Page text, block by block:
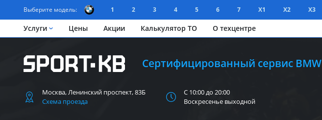
Выберите модель: 1 2 3 4 5 6 7 X1 X2 X3
Услуги Цены Акции Калькулятор ТО О техцентре
Сертифицированный сервис BMW
Москва, Ленинский проспект, 83Б
Схема проезда
С 10:00 до 20:00
Воскресенье выходной